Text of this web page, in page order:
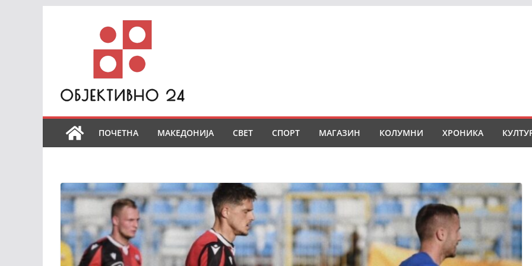
ПОЧЕТНА МАКЕДОНИЈА СВЕТ СПОРТ МАГАЗИН КОЛУМНИ ХРОНИКА